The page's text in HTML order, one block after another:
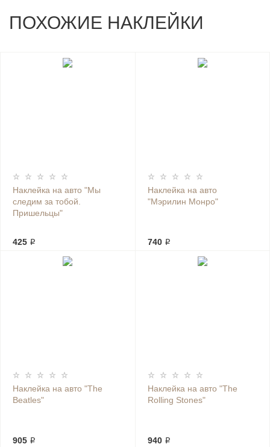
ПОХОЖИЕ НАКЛЕЙКИ
Наклейка на авто "Мы
следим за тобой.
Пришельцы"
425 ₽
Наклейка на авто
"Мэрилин Монро"
740 ₽
Наклейка на авто "The
Beatles"
905 ₽
Наклейка на авто "The
Rolling Stones"
940 ₽